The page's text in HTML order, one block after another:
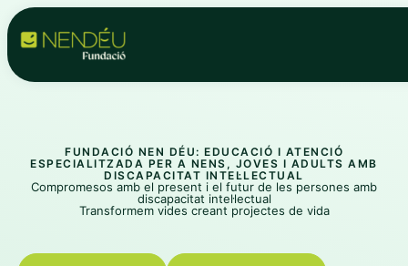
Vés
al
contingut
FUNDACIÓ NEN DÉU: EDUCACIÓ I ATENCIÓ
ESPECIALITZADA PER A NENS, JOVES I ADULTS AMB
DISCAPACITAT INTEL·LECTUAL
Compromesos amb el present i el futur de les persones amb
discapacitat intel·lectual
Transformem vides creant projectes de vida
LinkedInYouTube
Facebook
X Instagram
WhatsApp